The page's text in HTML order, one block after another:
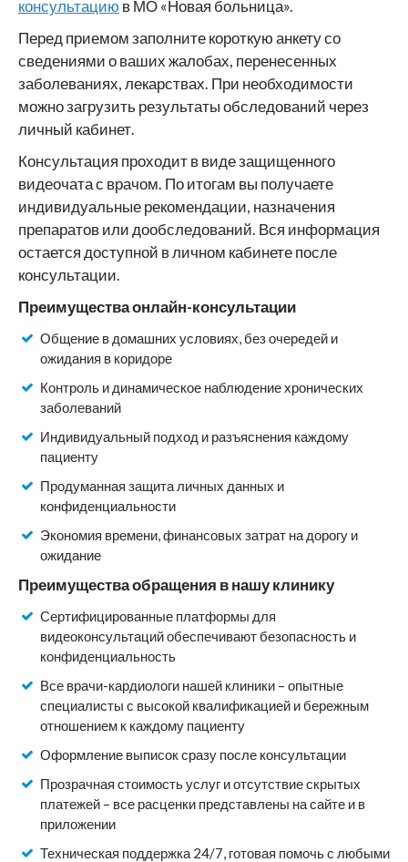
консультацию в МО «Новая больница».
Перед приемом заполните короткую анкету со
сведениями о ваших жалобах, перенесенных
заболеваниях, лекарствах. При необходимости
можно загрузить результаты обследований через
личный кабинет.
Консультация проходит в виде защищенного
видеочата с врачом. По итогам вы получаете
индивидуальные рекомендации, назначения
препаратов или дообследований. Вся информация
остается доступной в личном кабинете после
консультации.
Преимущества онлайн-консультации
Общение в домашних условиях, без очередей и
ожидания в коридоре
Контроль и динамическое наблюдение хронических
заболеваний
Индивидуальный подход и разъяснения каждому
пациенту
Продуманная защита личных данных и
конфиденциальности
Экономия времени, финансовых затрат на дорогу и
ожидание
Преимущества обращения в нашу клинику
Сертифицированные платформы для
видеоконсультаций обеспечивают безопасность и
конфиденциальность
Все врачи-кардиологи нашей клиники – опытные
специалисты с высокой квалификацией и бережным
отношением к каждому пациенту
Оформление выписок сразу после консультации
Прозрачная стоимость услуг и отсутствие скрытых
платежей – все расценки представлены на сайте и в
приложении
Техническая поддержка 24/7, готовая помочь с любыми